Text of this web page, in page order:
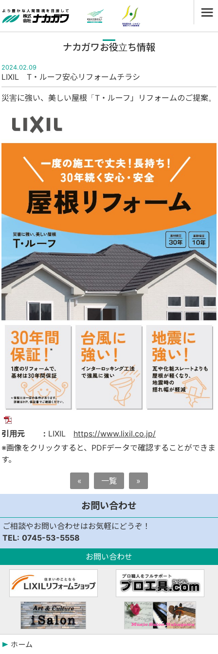
ナカガワお役立ち情報
2024.02.09
LIXIL T・ルーフ安心リフォームチラシ
災害に強い、美しい屋根「T・ルーフ」リフォームのご提案。
引用元 ： LIXIL https://www.lixil.co.jp/
※画像をクリックすると、PDFデータで確認することができま
す。
« 一覧 »
お問い合わせ
ご相談やお問い合わせはお気軽にどうぞ！
0745-53-5558
お問い合わせ
ホーム